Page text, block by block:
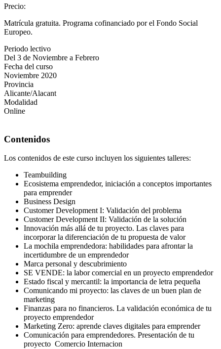
Precio:
Matrícula gratuita. Programa cofinanciado por el Fondo Social
Europeo.
Periodo lectivo
Del 3 de Noviembre a Febrero
Fecha del curso
Noviembre 2020
Provincia
Alicante/Alacant
Modalidad
Online
Contenidos
Los contenidos de este curso incluyen los siguientes talleres:
Teambuilding
Ecosistema emprendedor, iniciación a conceptos importantes
para emprender
Business Design
Customer Development I: Validación del problema
Customer Development II: Validación de la solución
Innovación más allá de tu proyecto. Las claves para
incorporar la diferenciación de tu propuesta de valor
La mochila emprendedora: habilidades para afrontar la
incertidumbre de un emprendedor
Marca personal y descubrimiento
SE VENDE: la labor comercial en un proyecto emprendedor
Estado fiscal y mercantil: la importancia de letra pequeña
Comunicando mi proyecto: las claves de un buen plan de
marketing
Finanzas para no financieros. La validación económica de tu
proyecto emprendedor
Marketing Zero: aprende claves digitales para emprender
Comunicación para emprendedores. Presentación de tu
proyecto Comercio Internacion